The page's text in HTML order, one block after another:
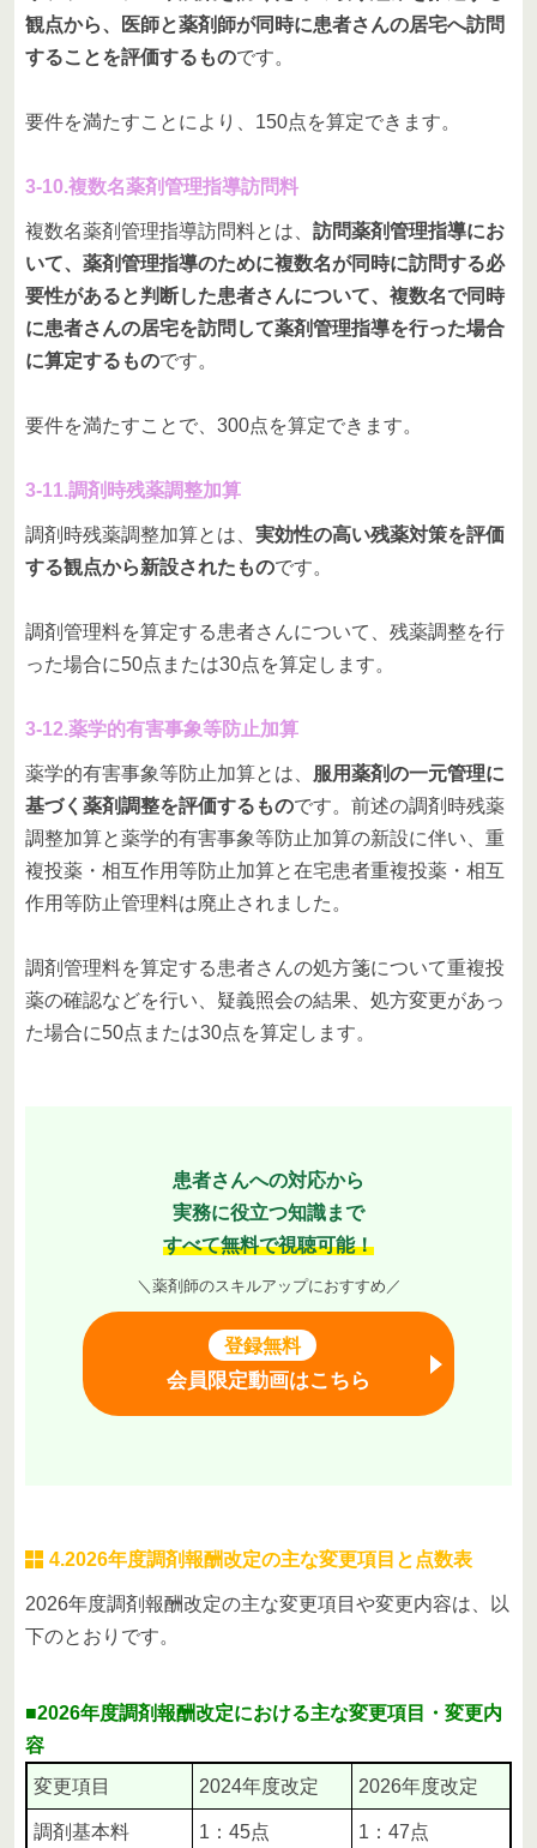
観点から、医師と薬剤師が同時に患者さんの居宅へ訪問
することを評価するものです。
要件を満たすことにより、150点を算定できます。
3-10.複数名薬剤管理指導訪問料
複数名薬剤管理指導訪問料とは、 訪問薬剤管理指導にお
いて、薬剤管理指導のために複数名が同時に訪問する必
要性があると判断した患者さんについて、複数名で同時
に患者さんの居宅を訪問して薬剤管理指導を行った場合
に算定するものです。
要件を満たすことで、300点を算定できます。
3-11.調剤時残薬調整加算
調剤時残薬調整加算とは、 実効性の高い残薬対策を評価
する観点から新設されたものです。
調剤管理料を算定する患者さんについて、残薬調整を行
った場合に50点または30点を算定します。
3-12.薬学的有害事象等防止加算
薬学的有害事象等防止加算とは、
服用薬剤の一元管理に
基づく薬剤調整を評価するものです。前述の調剤時残薬
調整加算と薬学的有害事象等防止加算の新設に伴い、重
複投薬・相互作用等防止加算と在宅患者重複投薬・相互
作用等防止管理料は廃止されました。
調剤管理料を算定する患者さんの処方箋について重複投
薬の確認などを行い、疑義照会の結果、処方変更があっ
た場合に50点または30点を算定します。
患者さんへの対応から
実務に役立つ知識まで
すべて無料で視聴可能！
＼薬剤師のスキルアップにおすすめ／
登録無料
会員限定動画はこちら
4.2026年度調剤報酬改定の主な変更項目と点数表
2026年度調剤報酬改定の主な変更項目や変更内容は、以
下のとおりです。
■2026年度調剤報酬改定における主な変更項目・変更内
容
変更項目
2024年度改定 2026年度改定
調剤基本料
1：45点
1：47点